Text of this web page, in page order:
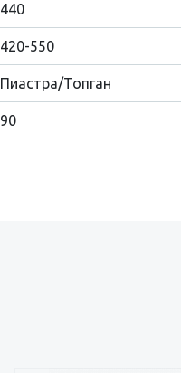
440
420-550
Пиастра/Топган
90